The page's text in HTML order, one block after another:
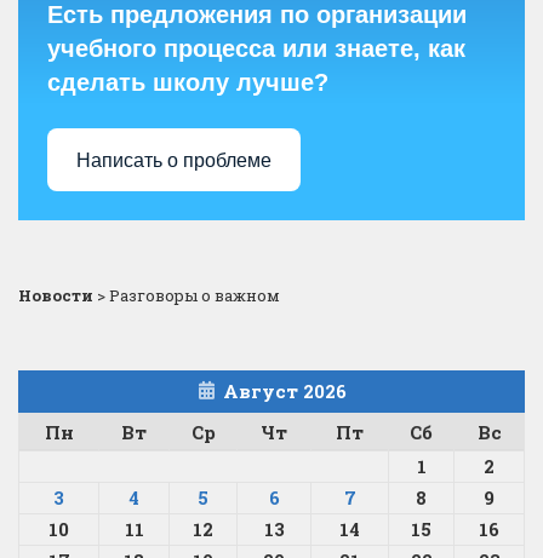
Есть предложения по организации
учебного процесса или знаете, как
сделать школу лучше?
Написать о проблеме
Новости >Разговоры о важном
Август 2026
Пн
Вт Ср Чт Пт Сб
Вс
1
2
3
4 5 6 7 8
9
10
11 12 13 14 15
16